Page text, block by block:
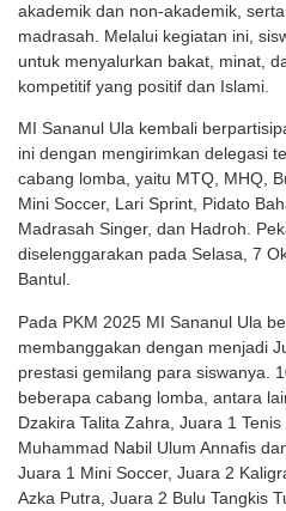
akademik dan non-akademik,
madrasah. Melalui kegiatan ini,
untuk menyalurkan bakat, minat,
kompetitif yang positif dan Islami.
MI Sananul Ula kembali
ini dengan mengirimkan delegasi
cabang lomba, yaitu MTQ, MHQ,
Mini Soccer, Lari Sprint, Pidato
Madrasah Singer, dan Hadroh.
diselenggarakan pada Selasa, 7
Bantul.
Pada PKM 2025 MI Sananul Ula
membanggakan dengan menjadi
prestasi gemilang para siswanya.
beberapa cabang lomba, antara
Dzakira Talita Zahra, Juara 1
Muhammad Nabil Ulum Annafis
Juara 1 Mini Soccer, Juara 2
Azka Putra, Juara 2 Bulu Tangkis